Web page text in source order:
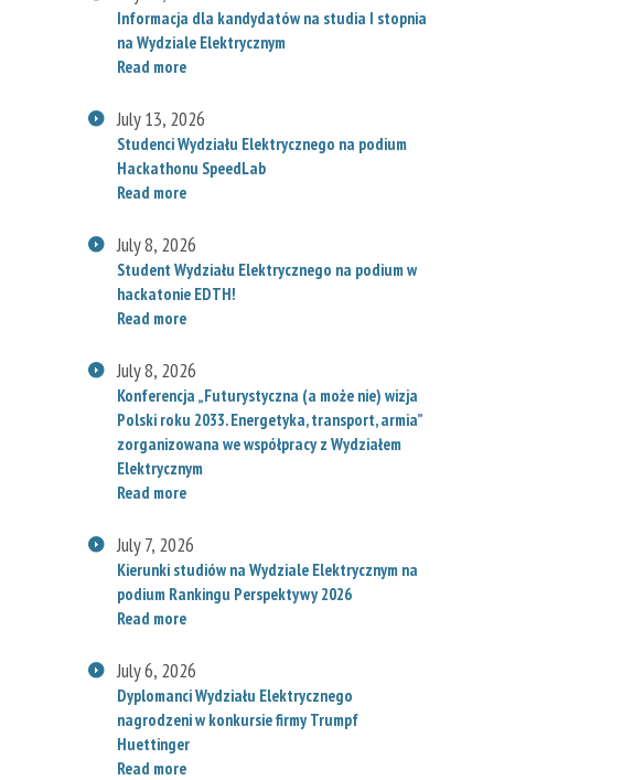
Informacja dla kandydatów na studia I stopnia
na Wydziale Elektrycznym
Read more
July 13, 2026
Studenci Wydziału Elektrycznego na podium
Hackathonu SpeedLab
Read more
July 8, 2026
Student Wydziału Elektrycznego na podium w
hackatonie EDTH!
Read more
July 8, 2026
Konferencja „Futurystyczna (a może nie) wizja
Polski roku 2033. Energetyka, transport, armia”
zorganizowana we współpracy z Wydziałem
Elektrycznym
Read more
July 7, 2026
Kierunki studiów na Wydziale Elektrycznym na
podium Rankingu Perspektywy 2026
Read more
July 6, 2026
Dyplomanci Wydziału Elektrycznego
nagrodzeni w konkursie firmy Trumpf
Huettinger
Read more